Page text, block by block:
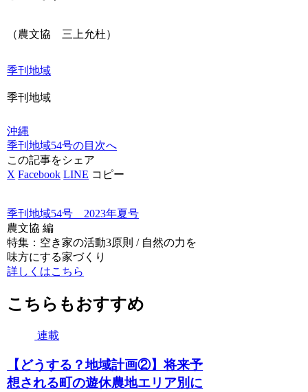
（農文協 三上允杜）
季刊地域
季刊地域
沖縄
季刊地域54号の目次へ
この記事をシェア
X Facebook LINE コピー
季刊地域54号 2023年夏号
農文協 編
特集：空き家の活動3原則 / 自然の力を
味方にする家づくり
詳しくはこちら
こちらもおすすめ
連載
【どうする？地域計画②】将来予
想される町の遊休農地エリア別に